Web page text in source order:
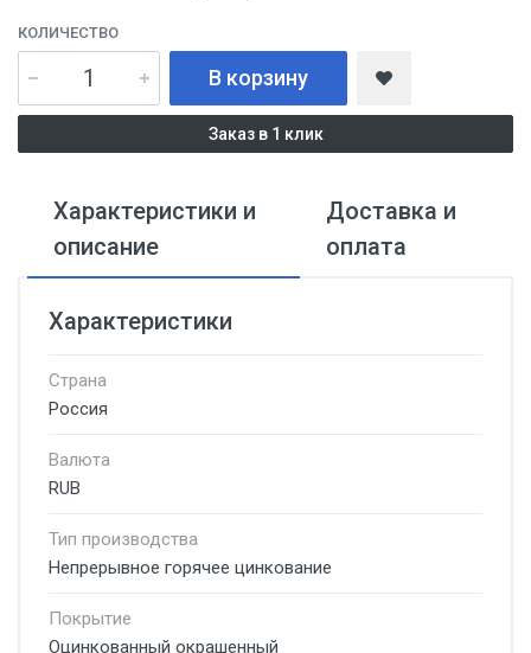
КОЛИЧЕСТВО
В корзину
Заказ в 1 клик
Характеристики и
описание
Доставка и
оплата
Характеристики
Страна
Россия
Валюта
RUB
Тип производства
Непрерывное горячее цинкование
Покрытие
Оцинкованный окрашенный